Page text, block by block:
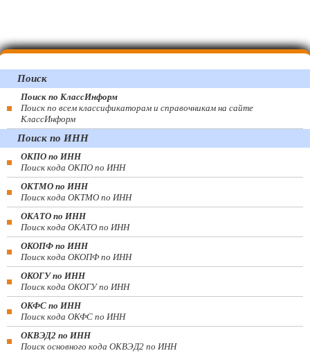
Поиск
Поиск по КлассИнформ
Поиск по всем классификаторам и справочникам на сайте
КлассИнформ
Поиск по ИНН
ОКПО по ИНН
Поиск кода ОКПО по ИНН
ОКТМО по ИНН
Поиск кода ОКТМО по ИНН
ОКАТО по ИНН
Поиск кода ОКАТО по ИНН
ОКОПФ по ИНН
Поиск кода ОКОПФ по ИНН
ОКОГУ по ИНН
Поиск кода ОКОГУ по ИНН
ОКФС по ИНН
Поиск кода ОКФС по ИНН
ОКВЭД2 по ИНН
Поиск основного кода ОКВЭД2 по ИНН